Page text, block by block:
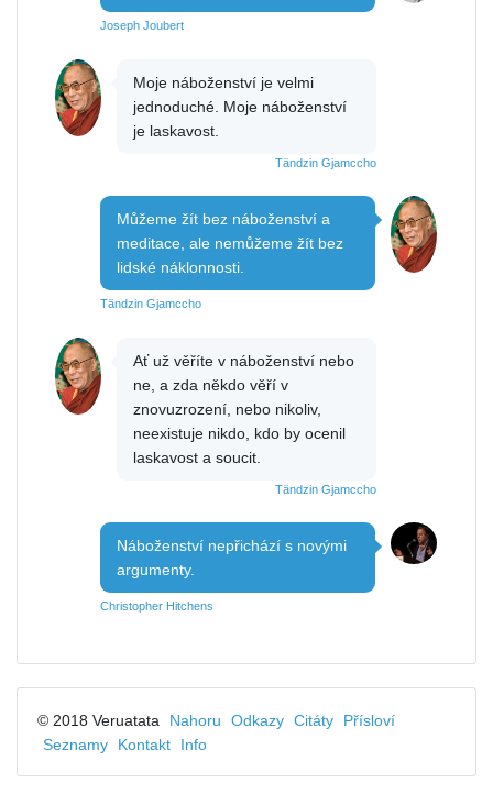
Joseph Joubert
Moje náboženství je velmi
jednoduché. Moje náboženství
je laskavost.
Tändzin Gjamccho
Můžeme žít bez náboženství a
meditace, ale nemůžeme žít bez
lidské náklonnosti.
Tändzin Gjamccho
Ať už věříte v náboženství nebo
ne, a zda někdo věří v
znovuzrození, nebo nikoliv,
neexistuje nikdo, kdo by ocenil
laskavost a soucit.
Tändzin Gjamccho
Náboženství nepřichází s novými
argumenty.
Christopher Hitchens
© 2018 Veruatata Nahoru Odkazy Citáty
Přísloví
Seznamy
Kontakt Info